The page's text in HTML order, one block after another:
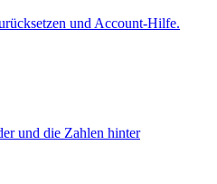
und Account-Hilfe.
und die Zahlen hinter